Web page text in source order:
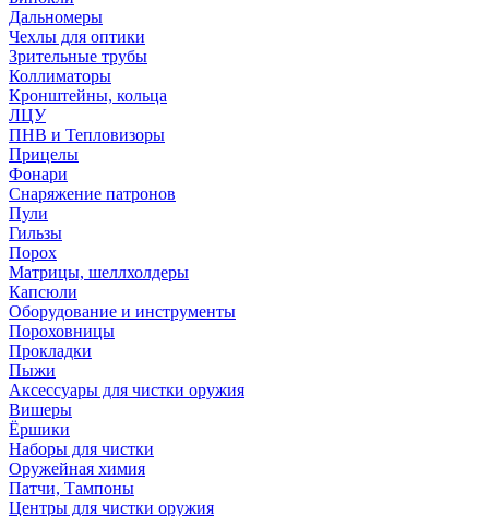
Дальномеры
Чехлы для оптики
Зрительные трубы
Коллиматоры
Кронштейны, кольца
ЛЦУ
ПНВ и Тепловизоры
Прицелы
Фонари
Снаряжение патронов
Пули
Гильзы
Порох
Матрицы, шеллхолдеры
Капсюли
Оборудование и инструменты
Пороховницы
Прокладки
Пыжи
Аксессуары для чистки оружия
Вишеры
Ёршики
Наборы для чистки
Оружейная химия
Патчи, Тампоны
Центры для чистки оружия